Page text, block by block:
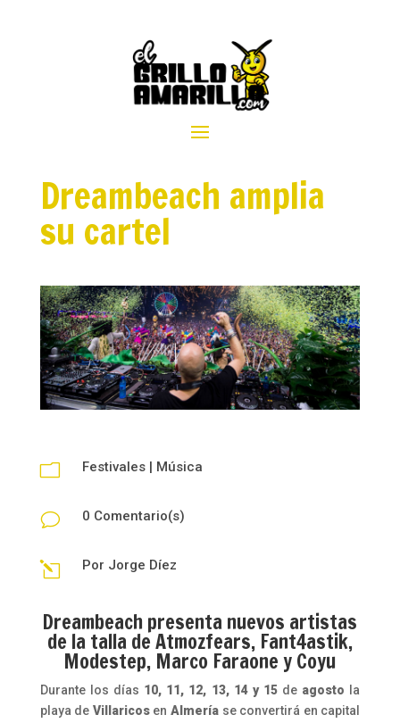
Dreambeach amplia
su cartel
m Festivales| Música
v 0 Comentario(s)
l Por Jorge Díez
Dreambeach presenta nuevos artistas
de la talla de Atmozfears, Fant4astik,
Modestep, Marco Faraone y Coyu
Durante los días 10, 11, 12, 13, 14 y 15 de agosto la
playa de VillaricosenAlmería se convertirá en capital